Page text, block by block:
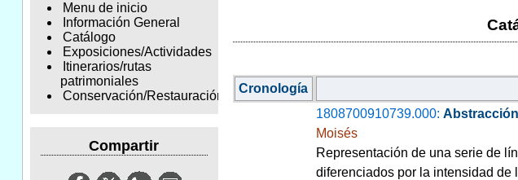
Menu de inicio
Información General
Catálogo
Exposiciones/Actividades
Itinerarios/rutas
patrimoniales
Conservación/Restauración
Compartir
Cronología
1808700910739.000: Abstracción
Moisés
Representación de una serie de
diferenciados por la intensidad de